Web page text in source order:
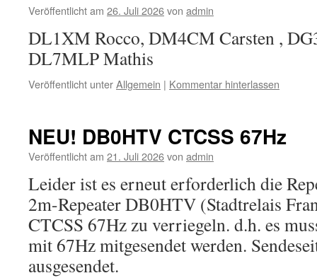
Veröffentlicht am 26. Juli 2026von admin
DL1XM Rocco, DM4CM Carsten ,
DL7MLP Mathis
Veröffentlicht unterAllgemein | Kommentar hinterlassen
NEU! DB0HTV CTCSS 67Hz
Veröffentlicht am 21. Juli 2026von admin
Leider ist es erneut erforderlich die
2m-Repeater DB0HTV (Stadtrelais
CTCSS 67Hz zu verriegeln. d.h. es
mit 67Hz mitgesendet werden.
ausgesendet.